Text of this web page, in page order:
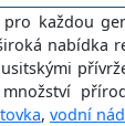
pro každou
nabídka
, vodní